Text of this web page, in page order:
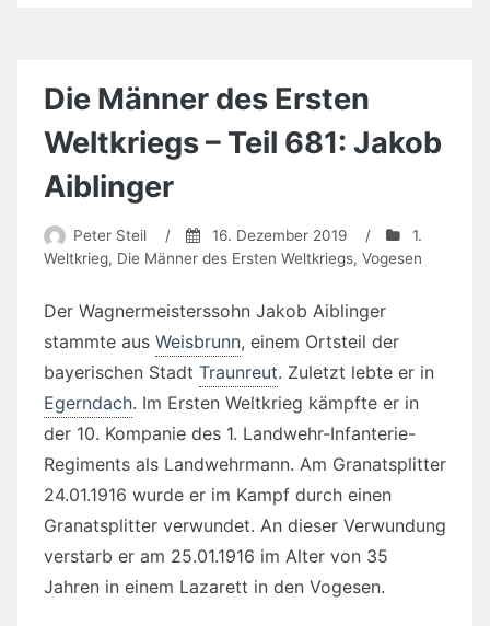
Die Männer des Ersten
Weltkriegs – Teil 681: Jakob
Aiblinger
Peter Steil / 16. Dezember 2019 /
1.
Weltkrieg, Die Männer des Ersten Weltkriegs, Vogesen
Der Wagnermeisterssohn Jakob Aiblinger
stammte aus Weisbrunn, einem Ortsteil der
bayerischen Stadt Traunreut. Zuletzt lebte er in
Egerndach. Im Ersten Weltkrieg kämpfte er in
der 10. Kompanie des 1. Landwehr-Infanterie-
Regiments als Landwehrmann. Am Granatsplitter
24.01.1916 wurde er im Kampf durch einen
Granatsplitter verwundet. An dieser Verwundung
verstarb er am 25.01.1916 im Alter von 35
Jahren in einem Lazarett in den Vogesen.